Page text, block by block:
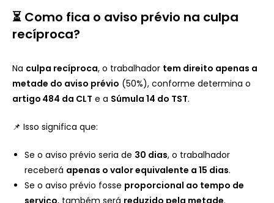
⏳ Como fica o aviso prévio na culpa
recíproca?
Na culpa recíproca, o trabalhador tem direito apenas a
metade do aviso prévio (50%), conforme determina o
artigo 484 da CLT e a Súmula 14 do TST.
📌 Isso significa que:
Se o aviso prévio seria de 30 dias, o trabalhador
receberá apenas o valor equivalente a 15 dias.
Se o aviso prévio fosse proporcional ao tempo de
serviço, também será reduzido pela metade.